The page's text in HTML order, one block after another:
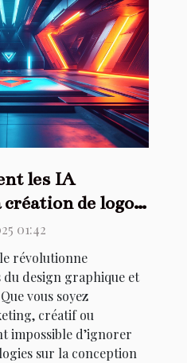
les IA
de logos
01:42
révolutionne
du design graphique et
vous soyez
créatif ou
impossible d’ignorer
sur la conception